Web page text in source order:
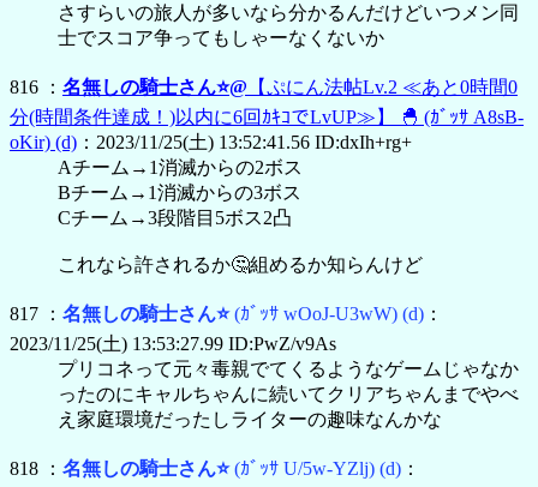
さすらいの旅人が多いなら分かるんだけどいつメン同
士でスコア争ってもしゃーなくないか
816 ： 名無しの騎士さん⭐@ 【ぷにん法帖Lv.2 ≪あと0時間0
分(時間条件達成！)以内に6回ｶｷｺでLvUP≫】
🐣 (ｶﾞｯｻ A8sB-
oKir) (d) ：2023/11/25(土) 13:52:41.56 ID:dxIh+rg+
Aチーム→1消滅からの2ボス
Bチーム→1消滅からの3ボス
Cチーム→3段階目5ボス2凸
これなら許されるか🤔組めるか知らんけど
817 ： 名無しの騎士さん⭐(ｶﾞｯｻ wOoJ-U3wW) (d) ：
2023/11/25(土) 13:53:27.99 ID:PwZ/v9As
プリコネって元々毒親でてくるようなゲームじゃなか
ったのにキャルちゃんに続いてクリアちゃんまでやべ
え家庭環境だったしライターの趣味なんかな
818 ： 名無しの騎士さん⭐(ｶﾞｯｻ U/5w-YZlj) (d) ：